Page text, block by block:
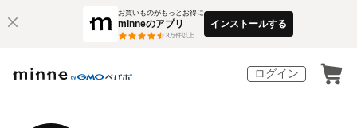
お買いものがもっとお得に
minneのアプリ
3万件以上
インストールする
ログイン